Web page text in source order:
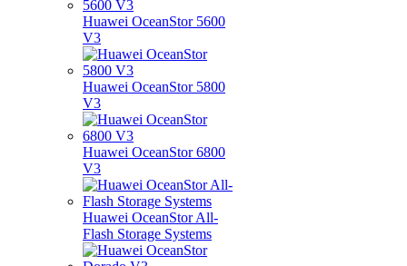
Huawei OceanStor 5600
V3
Huawei OceanStor 5800
V3
Huawei OceanStor 6800
V3
Huawei OceanStor All-
Flash Storage Systems